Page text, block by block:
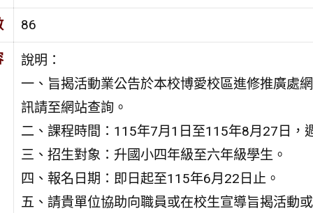
86
說明：
一、旨揭活動業公告於本校博愛校區進修推廣處
訊請至網站查詢。
二、課程時間：115年7月1日至115年8月27日，
三、招生對象：升國小四年級至六年級學生。
四、報名日期：即日起至115年6月22日止。
五、請貴單位協助向職員或在校生宣導旨揭活動